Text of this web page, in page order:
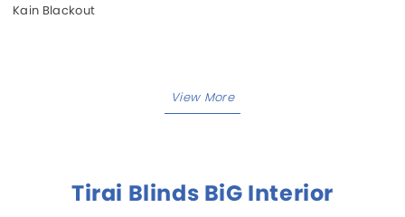
Kain Blackout
Tirai Blinds BiG Interior